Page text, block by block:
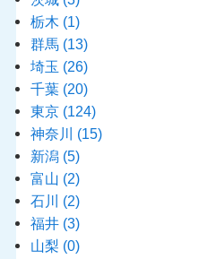
栃木 (1)
群馬 (13)
埼玉 (26)
千葉 (20)
東京 (124)
神奈川 (15)
新潟 (5)
富山 (2)
石川 (2)
福井 (3)
山梨 (0)